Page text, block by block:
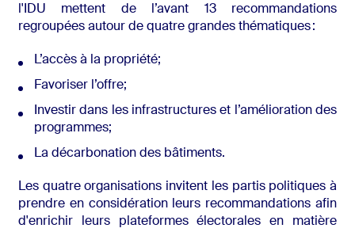
l'IDU mettent de l’avant 13 recommandations
regroupées autour de quatre grandes thématiques :
L’accès à la propriété;
Favoriser l’offre;
Investir dans les infrastructures et l’amélioration des
programmes;
La décarbonation des bâtiments.
Les quatre organisations invitent les partis politiques à
prendre en considération leurs recommandations afin
d'enrichir leurs plateformes électorales en matière